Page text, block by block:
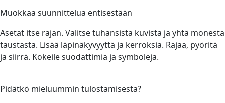
Muokkaa suunnittelua entisestään
Asetat itse rajan. Valitse tuhansista kuvista ja yhtä monesta
taustasta. Lisää läpinäkyvyyttä ja kerroksia. Rajaa, pyöritä
ja siirrä. Kokeile suodattimia ja symboleja.
Pidätkö mieluummin tulostamisesta?